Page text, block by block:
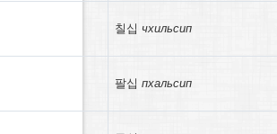
칠십 чхильсип
팔십 пхальсип